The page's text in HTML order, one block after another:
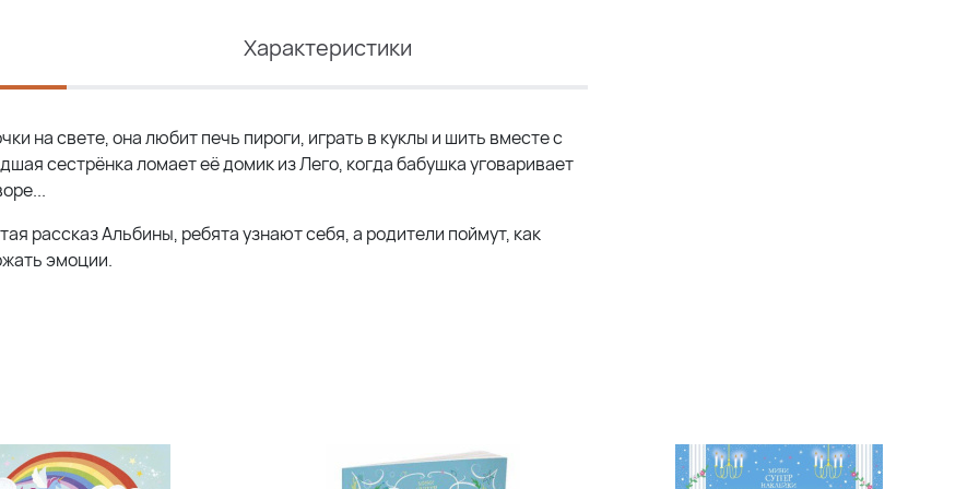
Характеристики
на свете, она любит печь пироги, играть в куклы и шить вместе с
сестрёнка ломает её домик из Лего, когда бабушка уговаривает
рассказ Альбины, ребята узнают себя, а родители поймут, как
эмоции.